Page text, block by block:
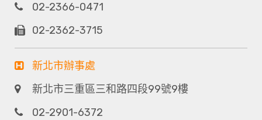
02-2366-0471
02-2362-3715
新北市辦事處
新北市三重區三和路四段99號9樓
02-2901-6372